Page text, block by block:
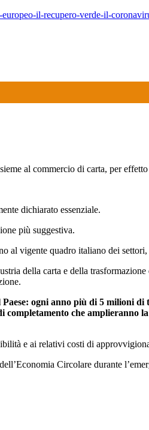
il-recupero-verde-il-
al commercio di carta, per
dichiarato essenziale.
più suggestiva.
al vigente quadro italiano dei
della carta e della
ogni anno più di 5 milioni
che amplieranno
e ai relativi costi di
Circolare durante